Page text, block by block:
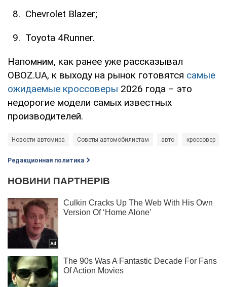
Chevrolet Blazer;
Toyota 4Runner.
Напомним, как ранее уже рассказывал
OBOZ.UA, к выходу на рынок готовятся самые
ожидаемые кроссоверы 2026 года – это
недорогие модели самых известных
производителей.
Новости автомира Советы автомобилистам авто кроссовер
Редакционная политика